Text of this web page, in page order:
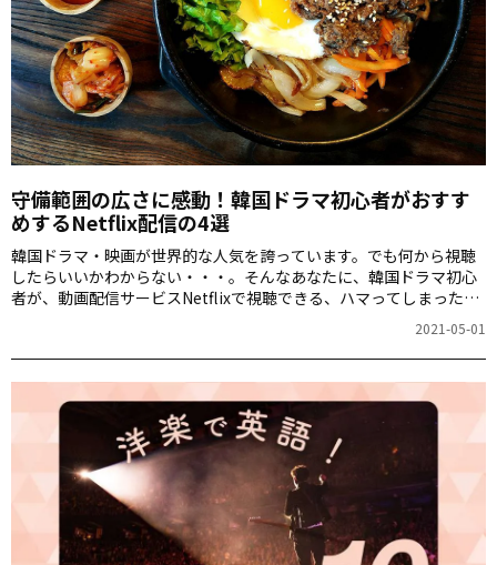
守備範囲の広さに感動！韓国ドラマ初心者がおすす
めするNetflix配信の4選
韓国ドラマ・映画が世界的な人気を誇っています。でも何から視聴
したらいいかわからない・・・。そんなあなたに、韓国ドラマ初心
者が、動画配信サービスNetflixで視聴できる、ハマってしまった・
2021-05-01